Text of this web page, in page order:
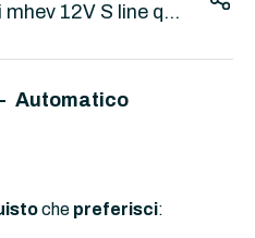
12V S line qua
Automatico
che preferisci: